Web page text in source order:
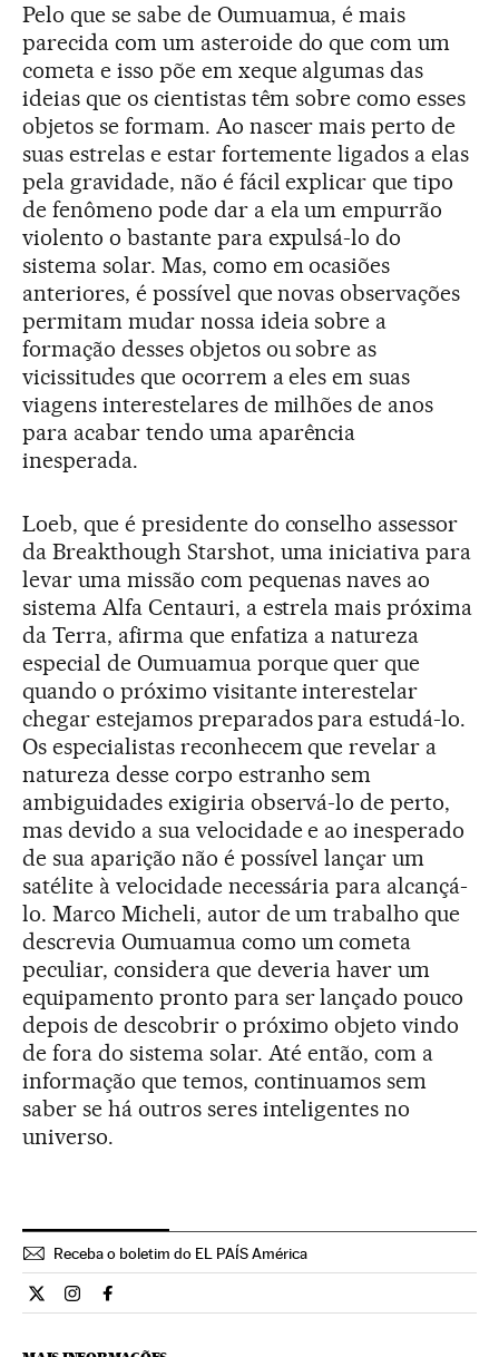
Pelo que se sabe de Oumuamua, é mais
parecida com um asteroide do que com um
cometa e isso põe em xeque algumas das
ideias que os cientistas têm sobre como esses
objetos se formam. Ao nascer mais perto de
suas estrelas e estar fortemente ligados a elas
pela gravidade, não é fácil explicar que tipo
de fenômeno pode dar a ela um empurrão
violento o bastante para expulsá-lo do
sistema solar. Mas, como em ocasiões
anteriores, é possível que novas observações
permitam mudar nossa ideia sobre a
formação desses objetos ou sobre as
vicissitudes que ocorrem a eles em suas
viagens interestelares de milhões de anos
para acabar tendo uma aparência
inesperada.
Loeb, que é presidente do conselho assessor
da Breakthough Starshot, uma iniciativa para
levar uma missão com pequenas naves ao
sistema Alfa Centauri, a estrela mais próxima
da Terra, afirma que enfatiza a natureza
especial de Oumuamua porque quer que
quando o próximo visitante interestelar
chegar estejamos preparados para estudá-lo.
Os especialistas reconhecem que revelar a
natureza desse corpo estranho sem
ambiguidades exigiria observá-lo de perto,
mas devido a sua velocidade e ao inesperado
de sua aparição não é possível lançar um
satélite à velocidade necessária para alcançá-
lo. Marco Micheli, autor de um trabalho que
descrevia Oumuamua como um cometa
peculiar, considera que deveria haver um
equipamento pronto para ser lançado pouco
depois de descobrir o próximo objeto vindo
de fora do sistema solar. Até então, com a
informação que temos, continuamos sem
saber se há outros seres inteligentes no
universo.
Receba o boletim do EL PAÍS América
Ciencia El País Brasil en Twitter
Ciencia El País Brasil en Instagram
Ciencia El País Brasil en Facebook